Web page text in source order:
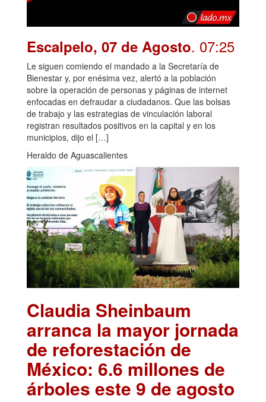
Escalpelo, 07 de Agosto. 07:25
Le siguen comiendo el mandado a la Secretaría de
Bienestar y, por enésima vez, alertó a la población
sobre la operación de personas y páginas de internet
enfocadas en defraudar a ciudadanos. Que las bolsas
de trabajo y las estrategias de vinculación laboral
registran resultados positivos en la capital y en los
municipios, dijo el […]
Heraldo de Aguascalientes
Claudia Sheinbaum
arranca la mayor jornada
de reforestación de
México: 6.6 millones de
árboles este 9 de agosto